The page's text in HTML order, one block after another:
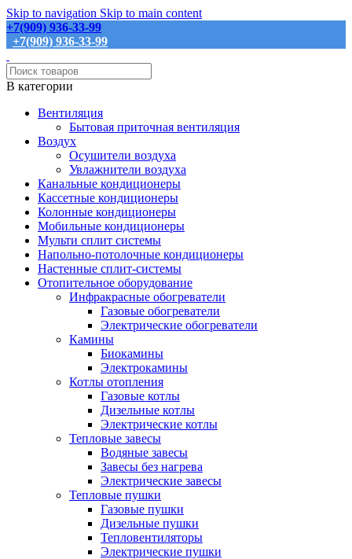
Skip to navigation Skip to main content
+7(909) 936-33-99
+7(909) 936-33-99
В категории
Вентиляция
Бытовая приточная вентиляция
Воздух
Осушители воздуха
Увлажнители воздуха
Канальные кондиционеры
Кассетные кондиционеры
Колонные кондиционеры
Мобильные кондиционеры
Мульти сплит системы
Напольно-потолочные кондиционеры
Настенные сплит-системы
Отопительное оборудование
Инфракрасные обогреватели
Газовые обогреватели
Электрические обогреватели
Камины
Биокамины
Электрокамины
Котлы отопления
Газовые котлы
Дизельные котлы
Электрические котлы
Тепловые завесы
Водяные завесы
Завесы без нагрева
Электрические завесы
Тепловые пушки
Газовые пушки
Дизельные пушки
Тепловентиляторы
Электрические пушки